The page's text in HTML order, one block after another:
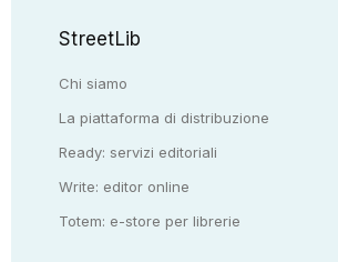
StreetLib
Chi siamo
La piattaforma di distribuzione
Ready: servizi editoriali
Write: editor online
Totem: e-store per librerie